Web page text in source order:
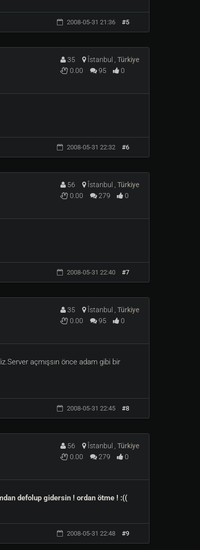
2008-05-31 21:36 #5
35 Îstanbul , Türkiye
0.00
95 0
2008-05-31 22:32 #6
56 Îstanbul , Türkiye
0.00
279 0
2008-05-31 22:40 #7
35 Îstanbul , Türkiye
0.00
95 0
açmışsın önce adam gibi bir
2008-05-31 22:45 #8
56 Îstanbul , Türkiye
0.00
279 0
defolup gidersin ! ordan ötme ! :((
2008-05-31 22:48 #9